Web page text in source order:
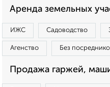
Аренда земельных
ИЖС Садоводство
Агенство Без
Продажа гаржей,